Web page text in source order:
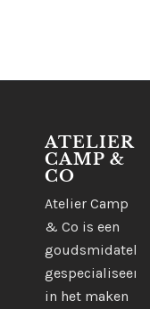
ATELIER
CAMP &
CO
Atelier Camp
& Co is een
goudsmidatelier
gespecialiseerd
in het maken